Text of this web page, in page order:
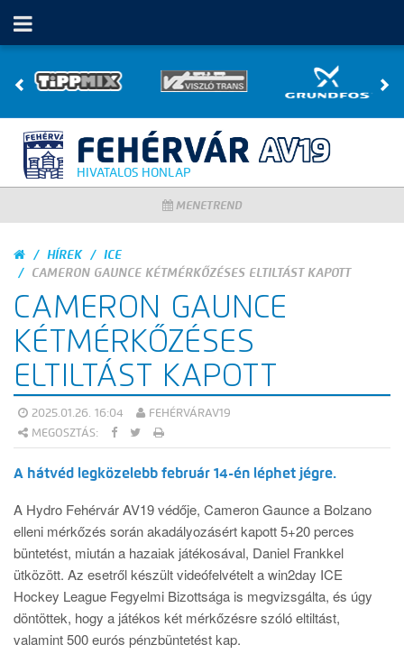
HIVATALOS HONLAP
MENETREND
HÍREK
ICE
CAMERON GAUNCE KÉTMÉRKŐZÉSES ELTILTÁST KAPOTT
CAMERON GAUNCE
KÉTMÉRKŐZÉSES
ELTILTÁST KAPOTT
2025.01.26. 16:04
FEHÉRVÁRAV19
MEGOSZTÁS:
A hátvéd legközelebb február 14-én léphet jégre.
A Hydro Fehérvár AV19 védője, Cameron Gaunce a Bolzano
elleni mérkőzés során akadályozásért kapott 5+20 perces
büntetést, miután a hazaiak játékosával, Daniel Frankkel
ütközött. Az esetről készült videófelvételt a win2day ICE
Hockey League Fegyelmi Bizottsága is megvizsgálta, és úgy
döntöttek, hogy a játékos két mérkőzésre szóló eltiltást,
valamint 500 eurós pénzbüntetést kap.